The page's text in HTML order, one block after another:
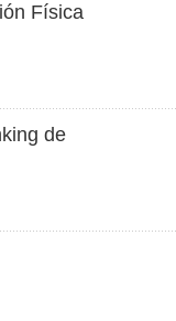
Física
de